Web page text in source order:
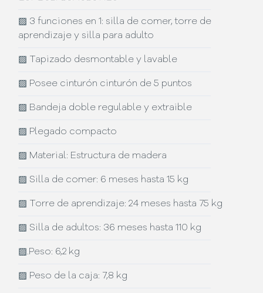
▨ 3 funciones en 1: silla de comer, torre de
aprendizaje y silla para adulto
▨ Tapizado desmontable y lavable
▨ Posee cinturón cinturón de 5 puntos
▨ Bandeja doble regulable y extraible
▨ Plegado compacto
▨ Material: Estructura de madera
▨ Silla de comer: 6 meses hasta 15 kg
▨ Torre de aprendizaje: 24 meses hasta 75 kg
▨ Silla de adultos: 36 meses hasta 110 kg
▨.Peso: 6,2 kg
▨ Peso de la caja: 7,8 kg